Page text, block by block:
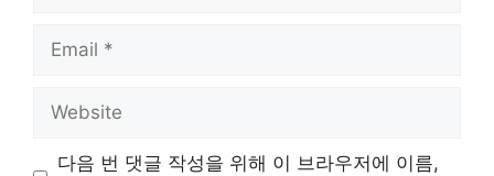
Email
Website
다음 번 댓글 작성을 위해 이 브라우저에 이름,